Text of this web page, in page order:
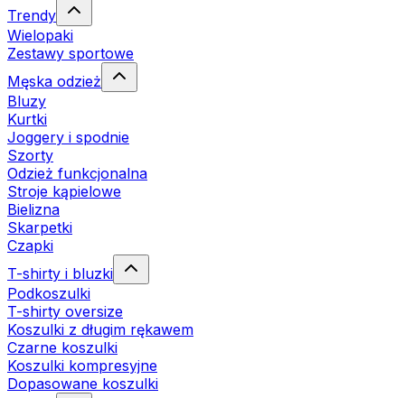
Trendy
Wielopaki
Zestawy sportowe
Męska odzież
Bluzy
Kurtki
Joggery i spodnie
Szorty
Odzież funkcjonalna
Stroje kąpielowe
Bielizna
Skarpetki
Czapki
T-shirty i bluzki
Podkoszulki
T-shirty oversize
Koszulki z długim rękawem
Czarne koszulki
Koszulki kompresyjne
Dopasowane koszulki